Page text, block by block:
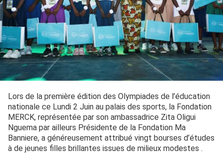
Lors de la première édition des Olympiades de l’éducation
nationale ce Lundi 2 Juin au palais des sports, la Fondation
MERCK, représentée par son ambassadrice Zita Oligui
Nguema par ailleurs Présidente de la Fondation Ma
Banniere, a généreusement attribué vingt bourses d’études
à de jeunes filles brillantes issues de milieux modestes .